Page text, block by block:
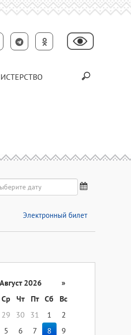
Электронный билет
Август 2026
»
Ср Чт Пт Сб
Вс
29 30 31 1
2
5 6 7 8
9